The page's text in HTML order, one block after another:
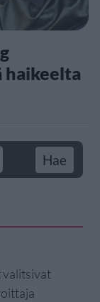
haikeelta
valitsivat